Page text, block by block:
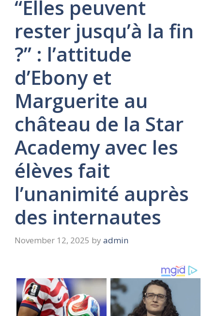
“Elles peuvent
rester jusqu’à la fin
?” : l’attitude
d’Ebony et
Marguerite au
château de la Star
Academy avec les
élèves fait
l’unanimité auprès
des internautes
November 12, 2025 by admin